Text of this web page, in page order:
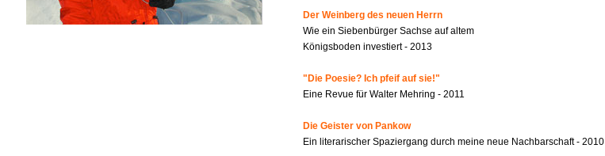
Der Weinberg des neuen Herrn
Wie ein Siebenbürger Sachse auf altem
Königsboden investiert - 2013
"Die Poesie? Ich pfeif auf sie!"
Eine Revue für Walter Mehring - 2011
Die Geister von Pankow
Ein literarischer Spaziergang durch meine neue Nachbarschaft - 2010